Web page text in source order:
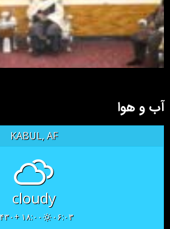
آب و هوا
KABUL, AF
cloudy
۰۶:۰۳ ۱۸:۰۰ +۰۴۳۰